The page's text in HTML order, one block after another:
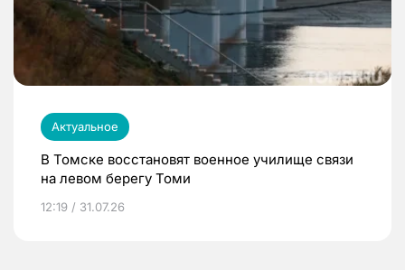
Актуальное
В Томске восстановят военное училище связи
на левом берегу Томи
12:19 / 31.07.26